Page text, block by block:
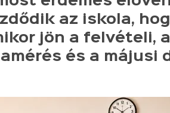
az iskola,
jön a felvételi,
és a májusi